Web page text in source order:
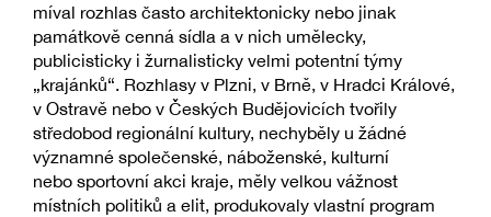
míval rozhlas často architektonicky nebo jinak
památkově cenná sídla a v nich umělecky,
publicisticky i žurnalisticky velmi potentní týmy
„krajánků“. Rozhlasy v Plzni, v Brně, v Hradci Králové,
v Ostravě nebo v Českých Budějovicích tvořily
středobod regionální kultury, nechyběly u žádné
významné společenské, náboženské, kulturní
nebo sportovní akci kraje, měly velkou vážnost
místních politiků a elit, produkovaly vlastní program